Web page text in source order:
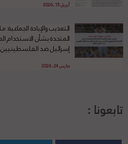
أبريل 15, 2026
التعذيب والإبادة
المتحدة بشأن
إسرائيل ضد الفلسطينيين منذ 7
مارس 24, 2026
تابعونا :